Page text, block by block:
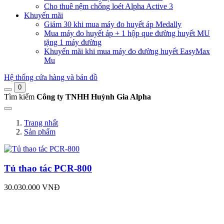
Cho thuê nệm chống loét Alpha Active 3
Khuyến mãi
Giảm 30 khi mua máy đo huyết áp Medally
Mua máy đo huyết áp + 1 hộp que đường huyết MU
tặng 1 máy đường
Khuyến mãi khi mua máy đo đường huyết EasyMax
Mu
Hệ thống cửa hàng và bản đồ
0
Tìm kiếm Công ty TNHH Huỳnh Gia Alpha
Trang nhất
Sản phẩm
Tủ thao tác PCR-800
30.030.000 VNĐ